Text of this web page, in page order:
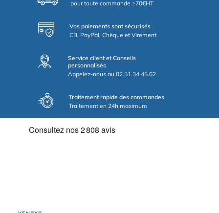
pour toute commande ≥70€HT
Vos paiements sont sécurisés
CB, PayPal, Chèque et Virement
Service client et Conseils
personnalisés
Appelez-nous au 02.51.34.45.62
Traitement rapide des commandes
Traitement en 24h maximum